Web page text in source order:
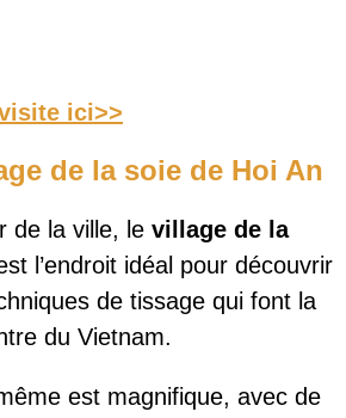
ici>>
de la soie de Hoi An
de la ville, le village de la
l’endroit idéal pour découvrir
de tissage qui font la
du Vietnam.
est magnifique, avec de